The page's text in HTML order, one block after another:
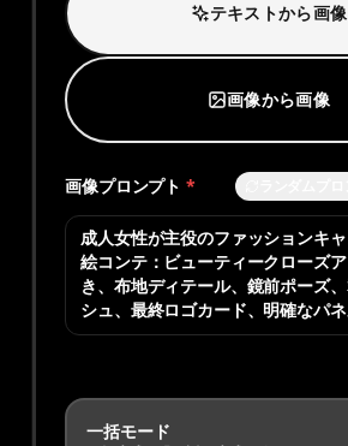
テキストから画像
画像から画像
画像プロンプト *
一括モード